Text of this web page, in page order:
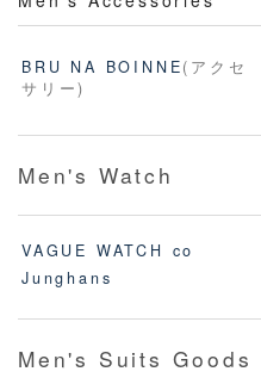
BRU NA BOINNE(アクセ
サリー)
Men's Watch
VAGUE WATCH co
Junghans
Men's Suits Goods